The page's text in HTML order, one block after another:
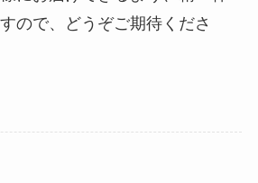
ので、どうぞご期待くださ